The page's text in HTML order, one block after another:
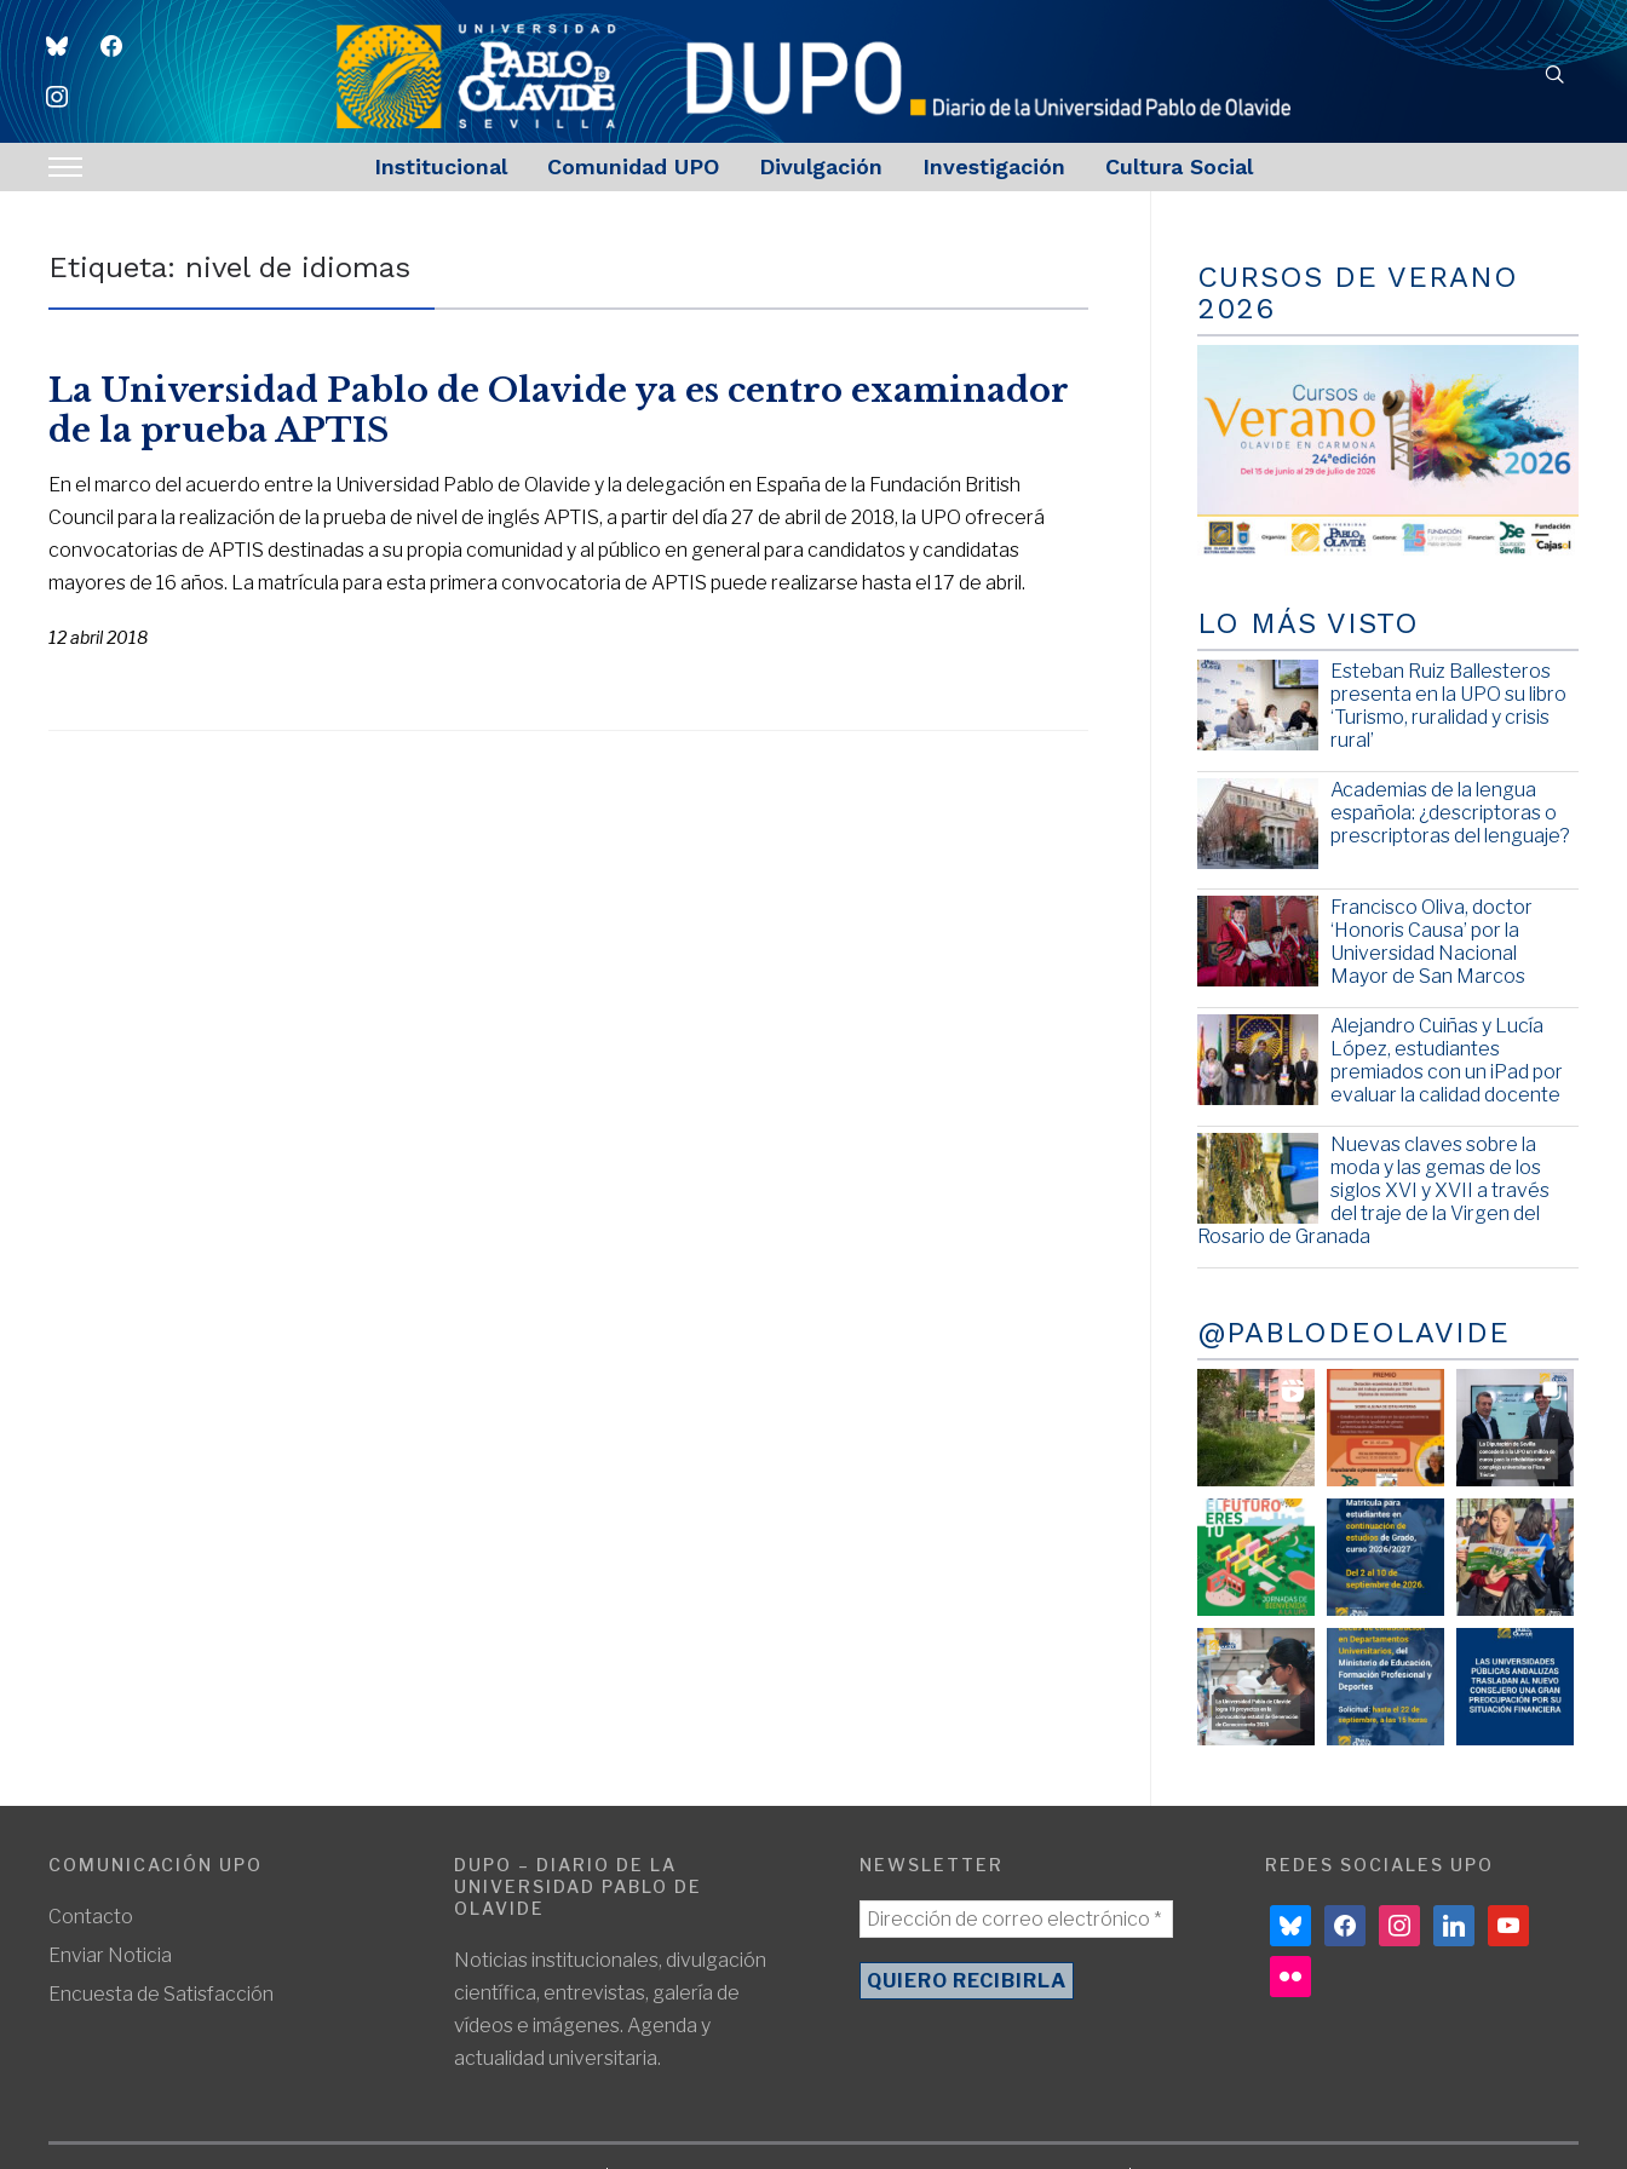
blueskyfacebook
instagram
Toggle
navigation
Institucional Comunidad UPO Divulgación Investigación Cultura Social
Etiqueta: nivel de idiomas
La Universidad Pablo de Olavide ya es centro examinador
de la prueba APTIS
En el marco del acuerdo entre la Universidad Pablo de Olavide y la delegación en España de la Fundación British
Council para la realización de la prueba de nivel de inglés APTIS, a partir del día 27 de abril de 2018, la UPO ofrecerá
convocatorias de APTIS destinadas a su propia comunidad y al público en general para candidatos y candidatas
mayores de 16 años. La matrícula para esta primera convocatoria de APTIS puede realizarse hasta el 17 de abril.
12 abril 2018
CURSOS DE VERANO
2026
LO MÁS VISTO
Esteban Ruiz Ballesteros
presenta en la UPO su libro
‘Turismo, ruralidad y crisis
rural’
Academias de la lengua
española: ¿descriptoras o
prescriptoras del lenguaje?
Francisco Oliva, doctor
‘Honoris Causa’ por la
Universidad Nacional
Mayor de San Marcos
Alejandro Cuiñas y Lucía
López, estudiantes
premiados con un iPad por
evaluar la calidad docente
Nuevas claves sobre la
moda y las gemas de los
siglos XVI y XVII a través
del traje de la Virgen del
Rosario de Granada
@PABLODEOLAVIDE
COMUNICACIÓN UPO
Contacto
Enviar Noticia
Encuesta de Satisfacción
DUPO – DIARIO DE LA
UNIVERSIDAD PABLO DE
OLAVIDE
Noticias institucionales, divulgación
científica, entrevistas, galería de
vídeos e imágenes. Agenda y
actualidad universitaria.
NEWSLETTER REDES SOCIALES UPO
blueskyfacebookinstagramlinkedin youtube
flickr